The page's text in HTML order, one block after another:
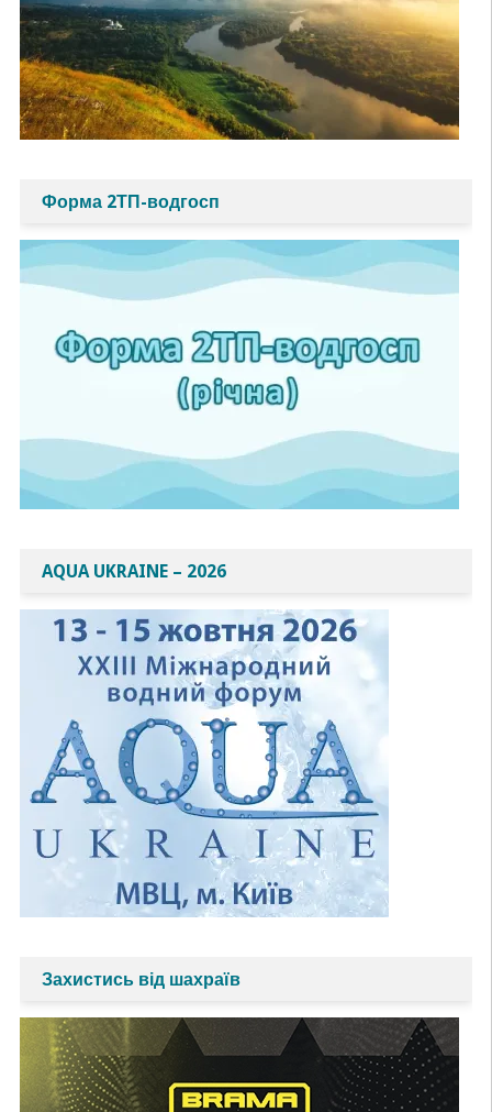
Форма 2ТП-водгосп
AQUA UKRAINE – 2026
Захистись від шахраїв